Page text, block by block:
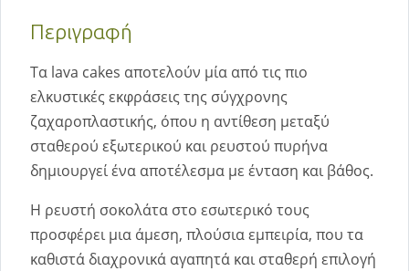
Περιγραφή
Tα lava cakes αποτελούν μία από τις πιο
ελκυστικές εκφράσεις της σύγχρονης
ζαχαροπλαστικής, όπου η αντίθεση μεταξύ
σταθερού εξωτερικού και ρευστού πυρήνα
δημιουργεί ένα αποτέλεσμα με ένταση και βάθος.
Η ρευστή σοκολάτα στο εσωτερικό τους
προσφέρει μια άμεση, πλούσια εμπειρία, που τα
καθιστά διαχρονικά αγαπητά και σταθερή επιλογή